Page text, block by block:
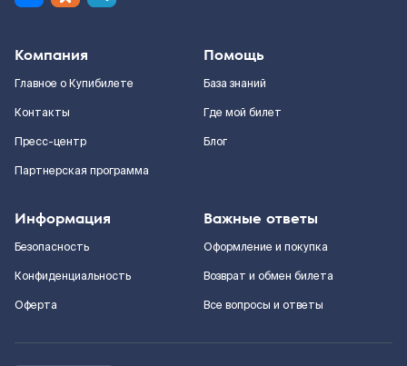
Компания
Главное о Купибилете
Контакты
Пресс-центр
Партнерская программа
Помощь
База знаний
Где мой билет
Блог
Информация
Безопасность
Конфиденциальность
Оферта
Важные ответы
Оформление и покупка
Возврат и обмен билета
Все вопросы и ответы